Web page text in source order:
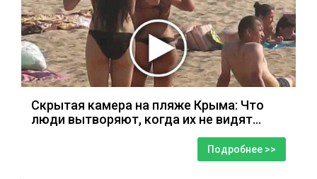
Скрытая камера на пляже Крыма: Что
люди вытворяют, когда их не видят...
Подробнее >>